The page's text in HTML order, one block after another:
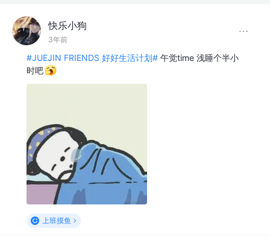
快乐小狗
3年前
#JUEJIN FRIENDS 好好生活计划# 午觉time 浅睡个半小
时吧
上班摸鱼